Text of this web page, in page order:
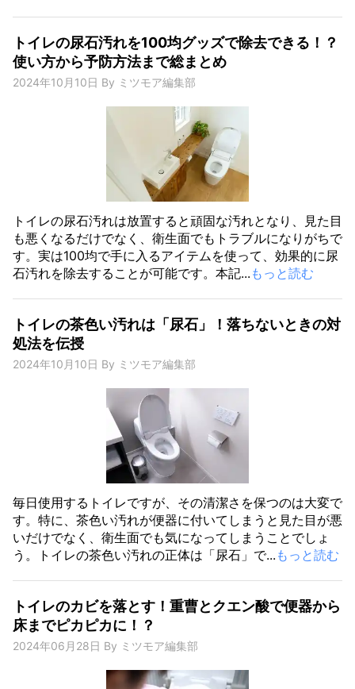
トイレの尿石汚れを100均グッズで除去できる！？
使い方から予防方法まで総まとめ
2024年10月10日 By ミツモア編集部
トイレの尿石汚れは放置すると頑固な汚れとなり、見た目
も悪くなるだけでなく、衛生面でもトラブルになりがちで
す。実は100均で手に入るアイテムを使って、効果的に尿
石汚れを除去することが可能です。本記... もっと読む
トイレの茶色い汚れは「尿石」！落ちないときの対
処法を伝授
2024年10月10日 By ミツモア編集部
毎日使用するトイレですが、その清潔さを保つのは大変で
す。特に、茶色い汚れが便器に付いてしまうと見た目が悪
いだけでなく、衛生面でも気になってしまうことでしょ
う。トイレの茶色い汚れの正体は「尿石」で... もっと読む
トイレのカビを落とす！重曹とクエン酸で便器から
床までピカピカに！？
2024年06月28日 By ミツモア編集部